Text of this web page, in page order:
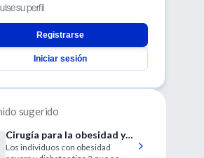
su perfil
Registrarse
Iniciar sesión
sugerido
Cirugía para la obesidad y
diabetes tipo 2
Los individuos con obesidad